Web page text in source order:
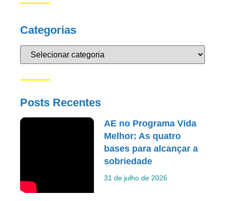
Categorias
Posts Recentes
AE no Programa Vida
Melhor: As quatro
bases para alcançar a
sobriedade
31 de julho de 2026